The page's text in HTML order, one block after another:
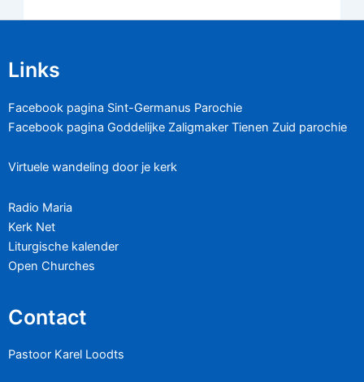
Links
Facebook pagina Sint-Germanus Parochie
Facebook pagina Goddelijke Zaligmaker Tienen Zuid parochie
Virtuele wandeling door je kerk
Radio Maria
Kerk Net
Liturgische kalender
Open Churches
Contact
Pastoor Karel Loodts